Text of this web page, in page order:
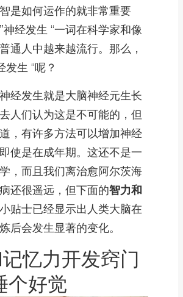
是如何运作的就非常重要
神经发生 “一词在科学家和像
通人中越来越流行。那么，
发生 “呢？
经发生就是大脑神经元生长
人们认为这是不可能的，但
，有许多方法可以增加神经
使是在成年期。这还不是一
，而且我们离治愈阿尔茨海
还很遥远，但下面的智力和
小贴士已经显示出人类大脑在
后会发生显著的变化。
忆力开发窍门
个好觉